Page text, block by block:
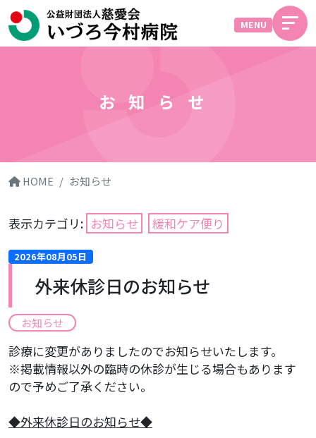
MENU
お知らせ
HOME お知らせ
表示カテゴリ: お知らせ 緩和ケア便り
2026年08月05日
外来休診日のお知らせ
お知らせ
診療に変更がありましたのでお知らせいたします。
※掲載情報以外の臨時の休診が生じる場合もあります
ので予めご了承ください。
​◆外来休診日のお知らせ◆